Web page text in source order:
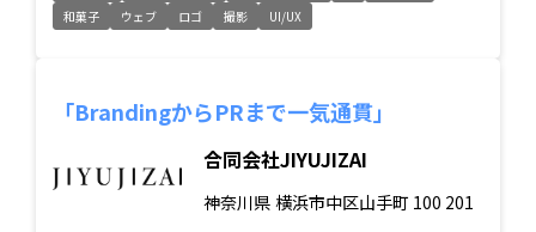
和菓子
ウェブ ロゴ 撮影 UI/UX
「BrandingからPRまで一気通貫」
合同会社JIYUJIZAI
神奈川県 横浜市中区山手町 100 201